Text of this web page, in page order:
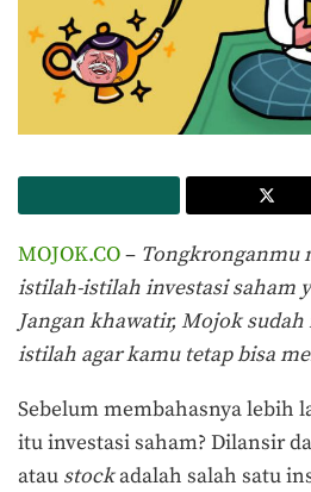
MOJOK.CO– Tongkronganmu
istilah-istilah investasi saham
Jangan khawatir, Mojok
istilah agar kamu tetap bisa
Sebelum membahasnya lebih
itu investasi saham? Dilansir
atau stockadalah salah satu